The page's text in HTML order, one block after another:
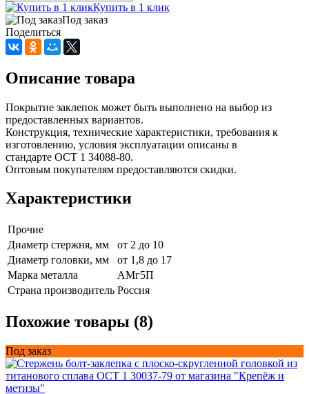
Купить в 1 клик
Под заказ
Поделиться
Описание товара
Покрытие заклепок может быть выполнено на выбор из
предоставленных вариантов.
Конструкция, технические характеристики, требования к
изготовлению, условия эксплуатации описаны в
стандарте ОСТ 1 34088-80.
Оптовым покупателям предоставляются скидки.
Характеристики
Прочие
Диаметр стержня, мм
от 2 до 10
Диаметр головки, мм
от 1,8 до 17
Марка металла
АМг5П
Страна производитель Россия
Похожие товары (8)
Под заказ